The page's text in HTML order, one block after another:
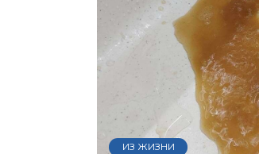
ИЗ ЖИЗНИ